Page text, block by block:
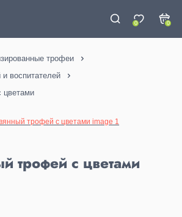
0 0
трофеи
воспитателей
цветами
трофей с цветами